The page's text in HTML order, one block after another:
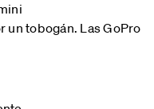
tobogán. Las GoPro